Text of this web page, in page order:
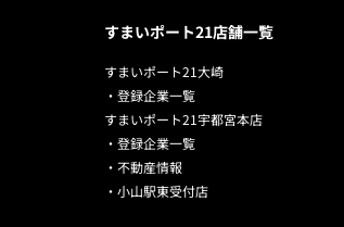
すまいポート21店舗一覧
すまいポート21大崎
・登録企業一覧
すまいポート21宇都宮本店
・登録企業一覧
・不動産情報
・小山駅東受付店